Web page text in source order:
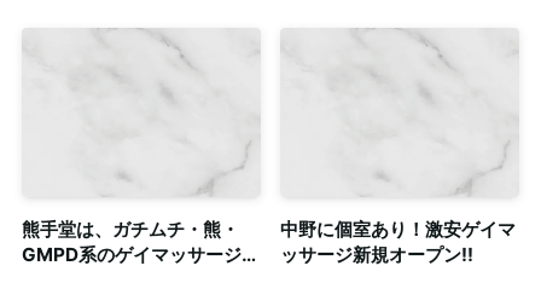
の時間◎出張対応
のある個室も完備
熊手堂は、ガチムチ・熊・
GMPD系のゲイマッサージ店
中野に個室あり！激安ゲイマ
ッサージ新規オープン!!